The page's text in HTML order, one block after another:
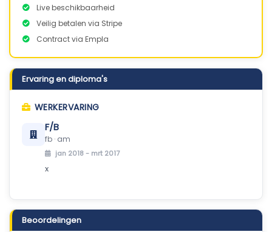
Live beschikbaarheid
Veilig betalen via Stripe
Contract via Empla
Ervaring en diploma's
WERKERVARING
F/B
fb · am
jan 2018 - mrt 2017
x
Beoordelingen